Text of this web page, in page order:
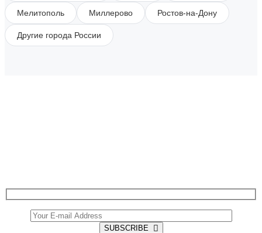
Мелитополь Миллерово Ростов-на-Дону
Другие города России
SUBSCRIBE